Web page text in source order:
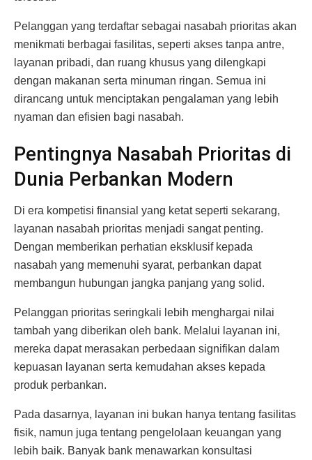
Pelanggan yang terdaftar sebagai nasabah prioritas akan
menikmati berbagai fasilitas, seperti akses tanpa antre,
layanan pribadi, dan ruang khusus yang dilengkapi
dengan makanan serta minuman ringan. Semua ini
dirancang untuk menciptakan pengalaman yang lebih
nyaman dan efisien bagi nasabah.
Pentingnya Nasabah Prioritas di
Dunia Perbankan Modern
Di era kompetisi finansial yang ketat seperti sekarang,
layanan nasabah prioritas menjadi sangat penting.
Dengan memberikan perhatian eksklusif kepada
nasabah yang memenuhi syarat, perbankan dapat
membangun hubungan jangka panjang yang solid.
Pelanggan prioritas seringkali lebih menghargai nilai
tambah yang diberikan oleh bank. Melalui layanan ini,
mereka dapat merasakan perbedaan signifikan dalam
kepuasan layanan serta kemudahan akses kepada
produk perbankan.
Pada dasarnya, layanan ini bukan hanya tentang fasilitas
fisik, namun juga tentang pengelolaan keuangan yang
lebih baik. Banyak bank menawarkan konsultasi